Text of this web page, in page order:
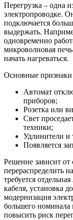
Перегрузка – одна
электропроводке.
подключается
выдержать.
одновременно
микроволновая
начать нагреваться.
Основные признаки
Автомат
приборов;
Розетка или
Свет
техники;
Удлинители и
Появляется
Решение зависит от
перераспределить
требуется
кабеля, установка
модернизация
большего номинала
повысить риск